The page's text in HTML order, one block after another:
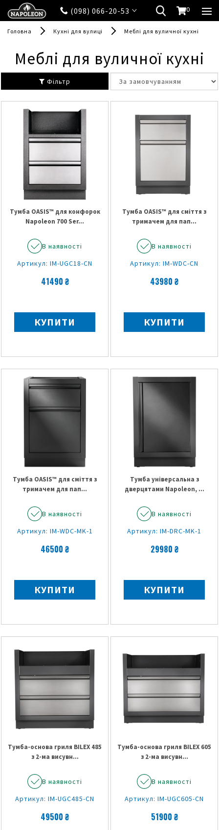
(098) 066-20-53 0
Головна Кухні для вулиці Меблі для вуличної кухні
Меблі для вуличної кухні
Фільтр
Тумба OASIS™ для конфорок
Napoleon 700 Ser...
В наявності
Артикул: IM-UGC18-CN
41490 ₴
КУПИТИ
Тумба OASIS™ для сміття з
тримачем для пап...
В наявності
Артикул: IM-WDC-CN
43980 ₴
КУПИТИ
Тумба OASIS™ для сміття з
тримачем для пап...
В наявності
Артикул: IM-WDC-MK-1
46500 ₴
КУПИТИ
Тумба універсальна з
дверцятами Napoleon, ...
В наявності
Артикул: IM-DRC-MK-1
29980 ₴
КУПИТИ
Тумба-основа гриля BILEX 485
з 2-ма висувн...
В наявності
Артикул: IM-UGC485-CN
49500 ₴
Тумба-основа гриля BILEX 605
з 2-ма висувн...
В наявності
Артикул: IM-UGC605-CN
51900 ₴